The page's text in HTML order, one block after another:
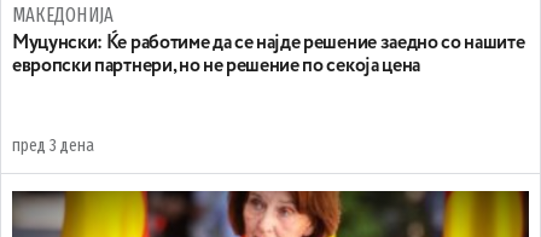
МАКЕДОНИЈА
Муцунски: Ќе работиме да се најде решение заедно со нашите
европски партнери, но не решение по секоја цена
пред 3 дена